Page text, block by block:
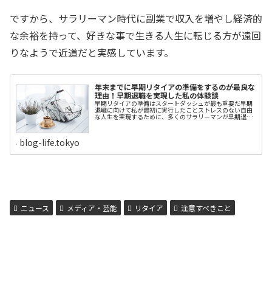
ですから、サラリーマン時代に副業で収入を増やし経済的
な余裕を持って、好きな事で生きる人生に転じる方が遠回
りなようで近道だと実感しています。
年末までに早期リタイアの準備をするのが最良な
理由！早期退職を実現した私の体験談
早期リタイアの準備はスタートダッシュが最も重要だ早期
退職に向けて私が最初に実行したことストレスのない自由
な人生を実現するために、多くのサラリーマンが早期退職
するために必要なことはそんなに多くはありません。 経済
なビジョンがな...
blog-life.tokyo
ニュース メディア・芸能 リタイア 注意すべきこと